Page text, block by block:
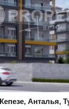
Анталья,